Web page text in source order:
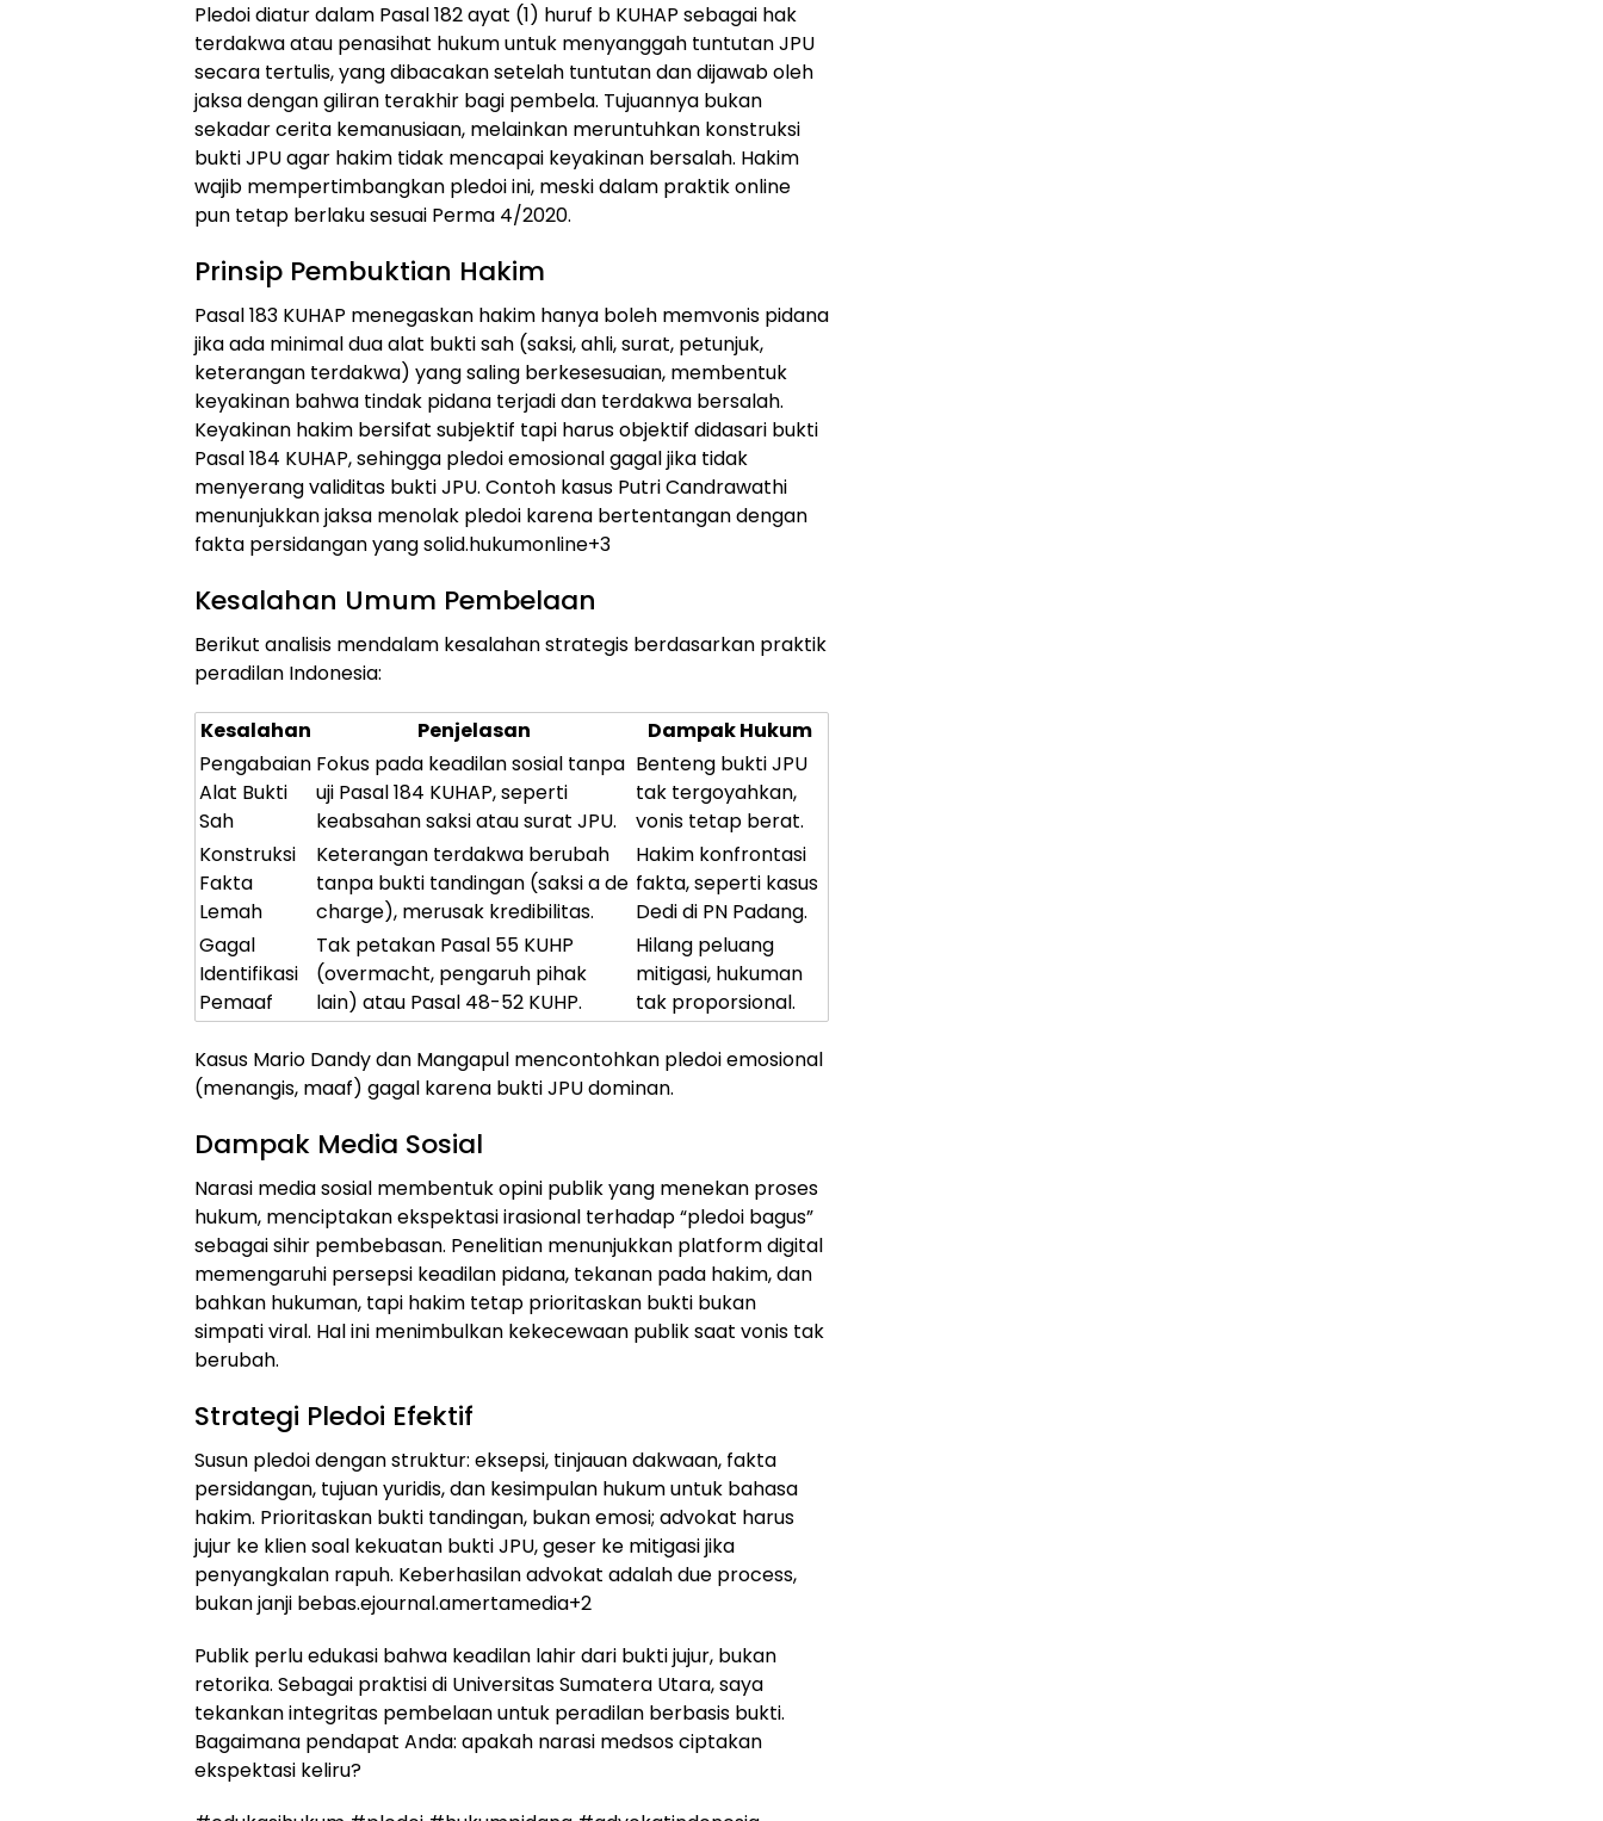
Pledoi diatur dalam Pasal 182 ayat (1) huruf b KUHAP sebagai hak
terdakwa atau penasihat hukum untuk menyanggah tuntutan JPU
secara tertulis, yang dibacakan setelah tuntutan dan dijawab oleh
jaksa dengan giliran terakhir bagi pembela. Tujuannya bukan
sekadar cerita kemanusiaan, melainkan meruntuhkan konstruksi
bukti JPU agar hakim tidak mencapai keyakinan bersalah. Hakim
wajib mempertimbangkan pledoi ini, meski dalam praktik online
pun tetap berlaku sesuai Perma 4/2020.
Prinsip Pembuktian Hakim
Pasal 183 KUHAP menegaskan hakim hanya boleh memvonis pidana
jika ada minimal dua alat bukti sah (saksi, ahli, surat, petunjuk,
keterangan terdakwa) yang saling berkesesuaian, membentuk
keyakinan bahwa tindak pidana terjadi dan terdakwa bersalah.
Keyakinan hakim bersifat subjektif tapi harus objektif didasari bukti
Pasal 184 KUHAP, sehingga pledoi emosional gagal jika tidak
menyerang validitas bukti JPU. Contoh kasus Putri Candrawathi
menunjukkan jaksa menolak pledoi karena bertentangan dengan
fakta persidangan yang solid.hukumonline+3
Kesalahan Umum Pembelaan
Berikut analisis mendalam kesalahan strategis berdasarkan praktik
peradilan Indonesia:
Kesalahan Penjelasan
Dampak Hukum
Pengabaian
Alat Bukti
Sah
Fokus pada keadilan sosial tanpa
uji Pasal 184 KUHAP, seperti
keabsahan saksi atau surat JPU.
Benteng bukti JPU
tak tergoyahkan,
vonis tetap berat.
Konstruksi
Fakta
Lemah
Keterangan terdakwa berubah
tanpa bukti tandingan (saksi a de
charge), merusak kredibilitas.
Hakim konfrontasi
fakta, seperti kasus
Dedi di PN Padang.
Gagal
Identifikasi
Pemaaf
Tak petakan Pasal 55 KUHP
(overmacht, pengaruh pihak
lain) atau Pasal 48-52 KUHP.
Hilang peluang
mitigasi, hukuman
tak proporsional.
Kasus Mario Dandy dan Mangapul mencontohkan pledoi emosional
(menangis, maaf) gagal karena bukti JPU dominan.
Dampak Media Sosial
Narasi media sosial membentuk opini publik yang menekan proses
hukum, menciptakan ekspektasi irasional terhadap “pledoi bagus”
sebagai sihir pembebasan. Penelitian menunjukkan platform digital
memengaruhi persepsi keadilan pidana, tekanan pada hakim, dan
bahkan hukuman, tapi hakim tetap prioritaskan bukti bukan
simpati viral. Hal ini menimbulkan kekecewaan publik saat vonis tak
berubah.
Strategi Pledoi Efektif
Susun pledoi dengan struktur: eksepsi, tinjauan dakwaan, fakta
persidangan, tujuan yuridis, dan kesimpulan hukum untuk bahasa
hakim. Prioritaskan bukti tandingan, bukan emosi; advokat harus
jujur ke klien soal kekuatan bukti JPU, geser ke mitigasi jika
penyangkalan rapuh. Keberhasilan advokat adalah due process,
bukan janji bebas.ejournal.amertamedia+2
Publik perlu edukasi bahwa keadilan lahir dari bukti jujur, bukan
retorika. Sebagai praktisi di Universitas Sumatera Utara, saya
tekankan integritas pembelaan untuk peradilan berbasis bukti.
Bagaimana pendapat Anda: apakah narasi medsos ciptakan
ekspektasi keliru?